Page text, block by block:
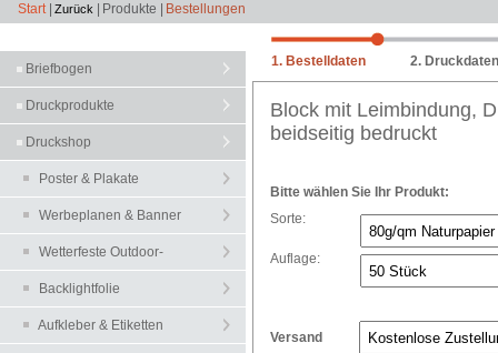
Start| Produkte | Bestellungen
Briefbogen
Druckprodukte
Druckshop
Poster & Plakate
Werbeplanen & Banner
Wetterfeste Outdoor-
PlakateBacklightfolie
Leuchtkastenfolien
Aufkleber & Etiketten
1. Bestelldaten 2.
Block mit Leimbindung,
beidseitig bedruckt
Bitte wählen Sie Ihr Produkt:
Sorte:
Auflage:
Versand